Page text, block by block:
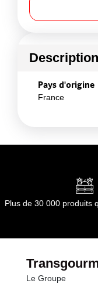
Pays d'origine
France
Plus de 30 000 produits
Le Groupe